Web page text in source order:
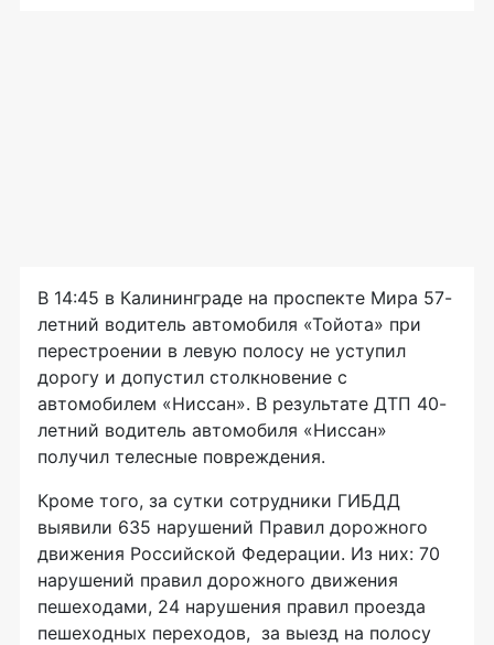
В 14:45 в Калининграде на проспекте Мира 57-
летний водитель автомобиля «Тойота» при
перестроении в левую полосу не уступил
дорогу и допустил столкновение с
автомобилем «Ниссан». В результате ДТП 40-
летний водитель автомобиля «Ниссан»
получил телесные повреждения.
Кроме того, за сутки сотрудники ГИБДД
выявили 635 нарушений Правил дорожного
движения Российской Федерации. Из них: 70
нарушений правил дорожного движения
пешеходами, 24 нарушения правил проезда
пешеходных переходов, за выезд на полосу